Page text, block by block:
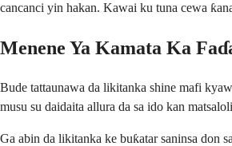
cancanci yin hakan. Kawai ku tuna cewa
Menene Ya Kamata Ka
Bude tattaunawa da likitanka shine mafi
musu su daidaita allura da sa ido kan
Ga abin da likitanka ke buƙatar saninsa don